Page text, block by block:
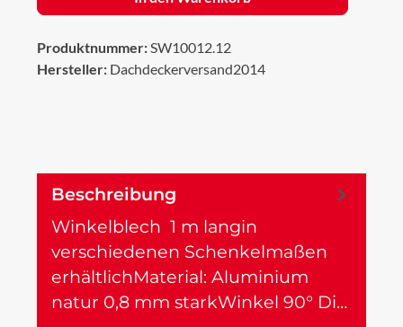
Produktnummer:SW10012.12
Hersteller: Dachdeckerversand2014
Beschreibung
Winkelblech 1 m langin
verschiedenen Schenkelmaßen
erhältlichMaterial: Aluminium
natur 0,8 mm starkWinkel 90° Di…